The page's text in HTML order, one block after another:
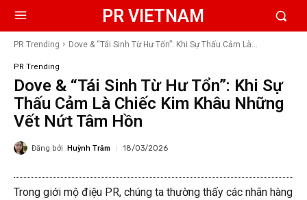
PR VIETNAM
PR Trending Dove & “Tái Sinh Từ Hư Tổn”: Khi Sự Thấu Cảm Là...
PR Trending
Dove & “Tái Sinh Từ Hư Tổn”: Khi Sự
Thấu Cảm Là Chiếc Kim Khâu Những
Vết Nứt Tâm Hồn
Đăng bởi Huỳnh Trâm 18/03/2026
Trong giới mộ điệu PR, chúng ta thường thấy các nhãn hàng